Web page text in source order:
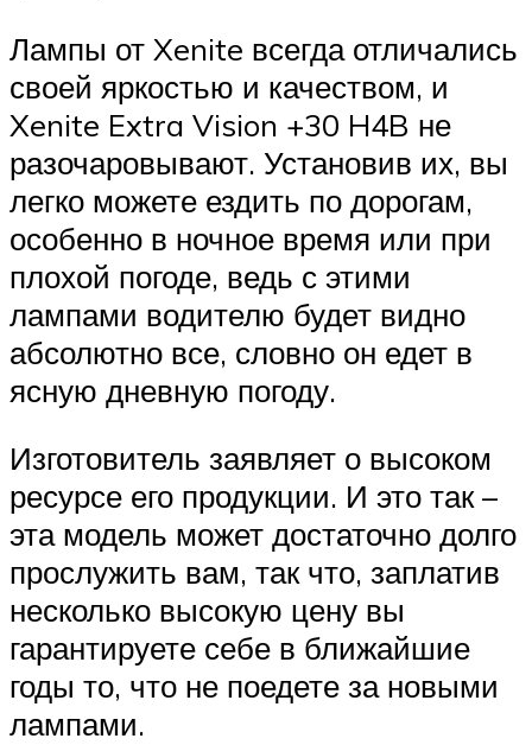
Лампы от Xenite всегда отличались
своей яркостью и качеством, и
Xenite Extra Vision +30 H4B не
разочаровывают. Установив их, вы
легко можете ездить по дорогам,
особенно в ночное время или при
плохой погоде, ведь с этими
лампами водителю будет видно
абсолютно все, словно он едет в
ясную дневную погоду.
Изготовитель заявляет о высоком
ресурсе его продукции. И это так –
эта модель может достаточно долго
прослужить вам, так что, заплатив
несколько высокую цену вы
гарантируете себе в ближайшие
годы то, что не поедете за новыми
лампами.